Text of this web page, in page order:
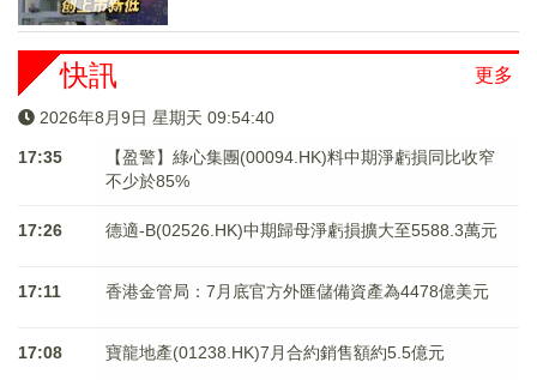
更多
快訊
2026年8月9日 星期天 09:54:40
17:35
【盈警】綠心集團(00094.HK)料中期淨虧損同比收窄
不少於85%
17:26 德適-B(02526.HK)中期歸母淨虧損擴大至5588.3萬元
17:11 香港金管局：7月底官方外匯儲備資產為4478億美元
17:08 寶龍地產(01238.HK)7月合約銷售額約5.5億元